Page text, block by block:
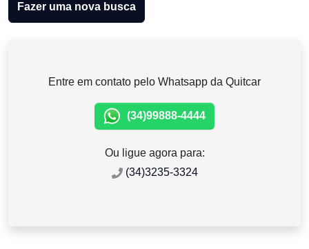
Fazer uma nova busca
Entre em contato pelo Whatsapp da Quitcar
(34)99888-4444
Ou ligue agora para:
(34)3235-3324